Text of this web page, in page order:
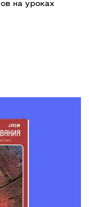
на уроках